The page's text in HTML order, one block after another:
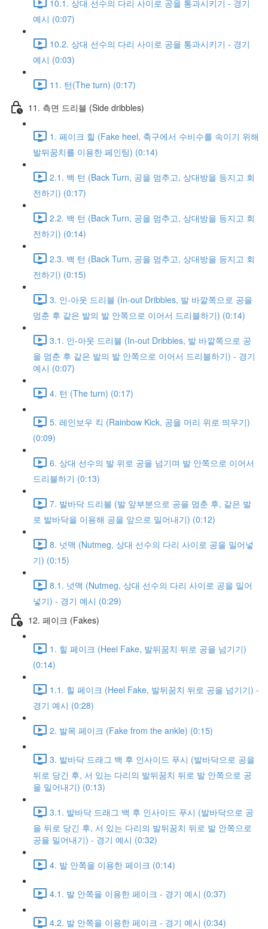
10.1. 상대 선수의 다리 사이로 공을 통과시키기 - 경기
예시 (0:07)
10.2. 상대 선수의 다리 사이로 공을 통과시키기 - 경기
예시 (0:03)
11. 턴(The turn) (0:17)
11. 측면 드리블 (Side dribbles)
1. 페이크 힐 (Fake heel, 축구에서 수비수를 속이기 위해
발뒤꿈치를 이용한 페인팅) (0:14)
2.1. 백 턴 (Back Turn, 공을 멈추고, 상대방을 등지고 회
전하기) (0:17)
2.2. 백 턴 (Back Turn, 공을 멈추고, 상대방을 등지고 회
전하기) (0:14)
2.3. 백 턴 (Back Turn, 공을 멈추고, 상대방을 등지고 회
전하기) (0:15)
3. 인-아웃 드리블 (In-out Dribbles, 발 바깥쪽으로 공을
멈춘 후 같은 발의 발 안쪽으로 이어서 드리블하기) (0:14)
3.1. 인-아웃 드리블 (In-out Dribbles, 발 바깥쪽으로 공
을 멈춘 후 같은 발의 발 안쪽으로 이어서 드리블하기) - 경기
예시 (0:07)
4. 턴 (The turn) (0:17)
5. 레인보우 킥 (Rainbow Kick, 공을 머리 위로 띄우기)
(0:09)
6. 상대 선수의 발 위로 공을 넘기며 발 안쪽으로 이어서
드리블하기 (0:13)
7. 발바닥 드리블 (발 앞부분으로 공을 멈춘 후, 같은 발
로 발바닥을 이용해 공을 앞으로 밀어내기) (0:12)
8. 넛맥 (Nutmeg, 상대 선수의 다리 사이로 공을 밀어넣
기) (0:15)
8.1. 넛맥 (Nutmeg, 상대 선수의 다리 사이로 공을 밀어
넣기) - 경기 예시 (0:29)
12. 페이크 (Fakes)
1. 힐 페이크 (Heel Fake, 발뒤꿈치 뒤로 공을 넘기기)
(0:14)
1.1. 힐 페이크 (Heel Fake, 발뒤꿈치 뒤로 공을 넘기기) -
경기 예시 (0:28)
2. 발목 페이크 (Fake from the ankle) (0:15)
3. 발바닥 드래그 백 후 인사이드 푸시 (발바닥으로 공을
뒤로 당긴 후, 서 있는 다리의 발뒤꿈치 뒤로 발 안쪽으로 공
을 밀어내기) (0:13)
3.1. 발바닥 드래그 백 후 인사이드 푸시 (발바닥으로 공
을 뒤로 당긴 후, 서 있는 다리의 발뒤꿈치 뒤로 발 안쪽으로
공을 밀어내기) - 경기 예시 (0:32)
4. 발 안쪽을 이용한 페이크 (0:14)
4.1. 발 안쪽을 이용한 페이크 - 경기 예시 (0:37)
4.2. 발 안쪽을 이용한 페이크 - 경기 예시 (0:34)